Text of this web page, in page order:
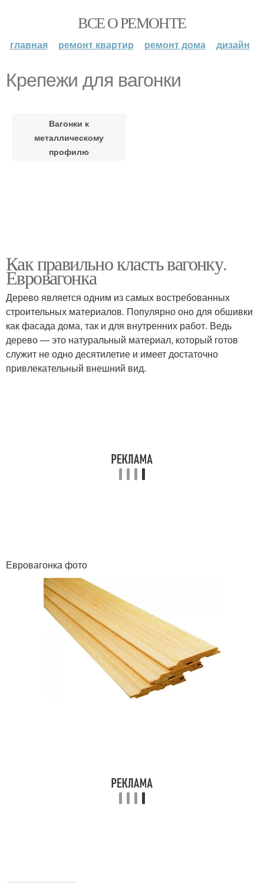
ВСЕ О РЕМОНТЕ
главная ремонт квартир ремонт дома дизайн
Крепежи для вагонки
Вагонки к
металлическому
профилю
Как правильно класть вагонку.
Евровагонка
Дерево является одним из самых востребованных
строительных материалов. Популярно оно для обшивки
как фасада дома, так и для внутренних работ. Ведь
дерево — это натуральный материал, который готов
служит не одно десятилетие и имеет достаточно
привлекательный внешний вид.
Евровагонка фото